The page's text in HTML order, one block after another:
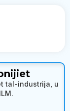
tal-industrija, u